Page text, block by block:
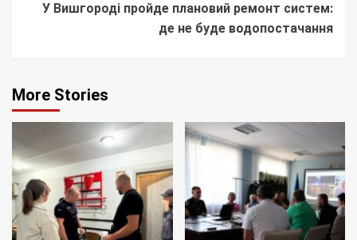
У Вишгороді пройде плановий ремонт систем:
де не буде водопостачання
More Stories